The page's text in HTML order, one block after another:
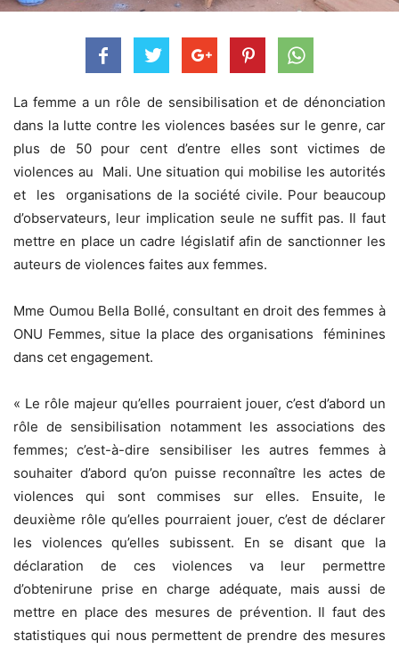
La femme a un rôle de sensibilisation et de dénonciation
dans la lutte contre les violences basées sur le genre, car
plus de 50 pour cent d’entre elles sont victimes de
violences au Mali. Une situation qui mobilise les autorités
et les organisations de la société civile. Pour beaucoup
d’observateurs, leur implication seule ne suffit pas. Il faut
mettre en place un cadre législatif afin de sanctionner les
auteurs de violences faites aux femmes.
Mme Oumou Bella Bollé, consultant en droit des femmes à
ONU Femmes, situe la place des organisations féminines
dans cet engagement.
« Le rôle majeur qu’elles pourraient jouer, c’est d’abord un
rôle de sensibilisation notamment les associations des
femmes; c’est-à-dire sensibiliser les autres femmes à
souhaiter d’abord qu’on puisse reconnaître les actes de
violences qui sont commises sur elles. Ensuite, le
deuxième rôle qu’elles pourraient jouer, c’est de déclarer
les violences qu’elles subissent. En se disant que la
déclaration de ces violences va leur permettre
d’obtenirune prise en charge adéquate, mais aussi de
mettre en place des mesures de prévention. Il faut des
statistiques qui nous permettent de prendre des mesures